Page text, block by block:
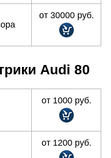
от 30000 руб.
Audi 80
от 1000 руб.
от 1200 руб.